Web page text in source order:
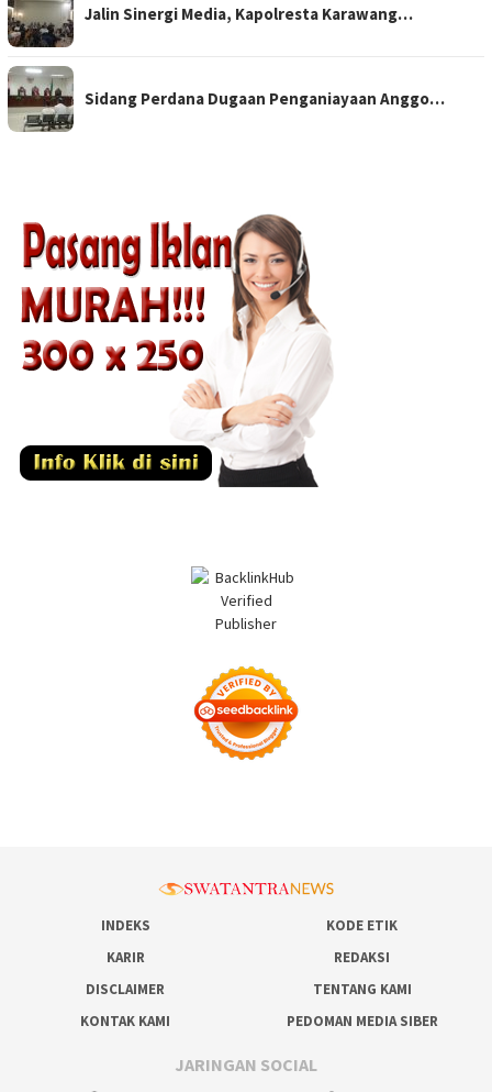
Jalin Sinergi Media, Kapolresta Karawang…
Sidang Perdana Dugaan Penganiayaan Anggo…
INDEKS
KODE ETIK
KARIR
REDAKSI
DISCLAIMER
TENTANG KAMI
KONTAK KAMI
PEDOMAN MEDIA SIBER
JARINGAN SOCIAL